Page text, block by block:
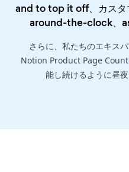
and to top it off、カスタ
around-the-clock、
さらに、私たちのエキス
Notion Product Page
能し続けるように昼